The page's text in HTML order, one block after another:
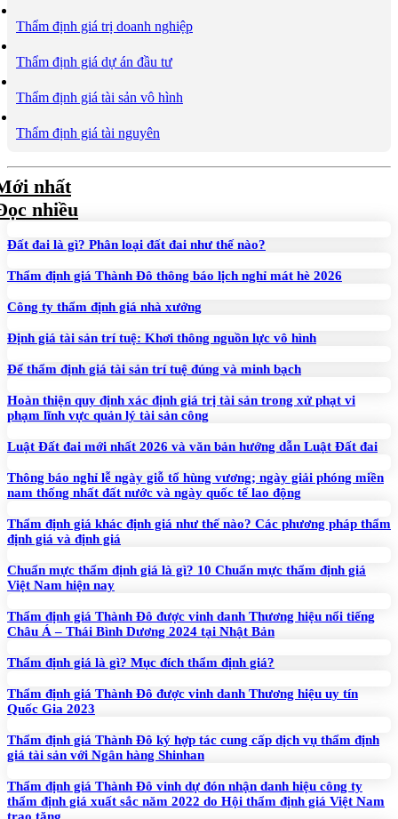
Thẩm định giá trị doanh nghiệp
Thẩm định giá dự án đầu tư
Thẩm định giá tài sản vô hình
Thẩm định giá tài nguyên
nhất
nhiều
Đất đai là gì? Phân loại đất đai như thế nào?
Thẩm định giá Thành Đô thông báo lịch nghỉ mát hè 2026
Công ty thẩm định giá nhà xưởng
Định giá tài sản trí tuệ: Khơi thông nguồn lực vô hình
Để thẩm định giá tài sản trí tuệ đúng và minh bạch
Hoàn thiện quy định xác định giá trị tài sản trong xử phạt vi
phạm lĩnh vực quản lý tài sản công
Luật Đất đai mới nhất 2026 và văn bản hướng dẫn Luật Đất đai
Thông báo nghỉ lễ ngày giỗ tổ hùng vương; ngày giải phóng miền
nam thống nhất đất nước và ngày quốc tế lao động
Thẩm định giá khác định giá như thế nào? Các phương pháp thẩm
định giá và định giá
Chuẩn mực thẩm định giá là gì? 10 Chuẩn mực thẩm định giá
Việt Nam hiện nay
Thẩm định giá Thành Đô được vinh danh Thương hiệu nổi tiếng
Châu Á – Thái Bình Dương 2024 tại Nhật Bản
Thẩm định giá là gì? Mục đích thẩm định giá?
Thẩm định giá Thành Đô được vinh danh Thương hiệu uy tín
Quốc Gia 2023
Thẩm định giá Thành Đô ký hợp tác cung cấp dịch vụ thẩm định
giá tài sản với Ngân hàng Shinhan
Thẩm định giá Thành Đô vinh dự đón nhận danh hiệu công ty
thẩm định giá xuất sắc năm 2022 do Hội thẩm định giá Việt Nam